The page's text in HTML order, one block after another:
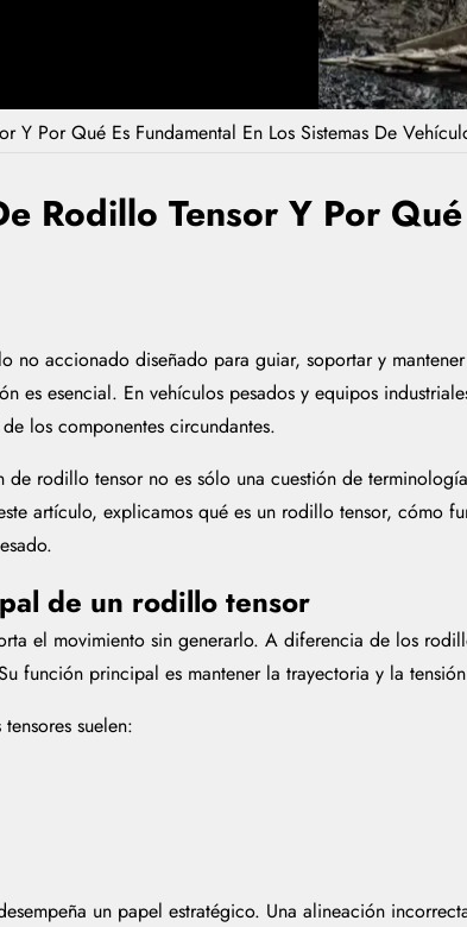
Y Por Qué Es Fundamental En Los Sistemas De
Rodillo Tensor Y Por
accionado diseñado para guiar, soportar y
es esencial. En vehículos pesados y equipos
los componentes circundantes.
de rodillo tensor no es sólo una cuestión de
artículo, explicamos qué es un rodillo tensor, cómo
de un rodillo tensor
el movimiento sin generarlo. A diferencia de los
función principal es mantener la trayectoria y la
suelen:
un papel estratégico. Una alineación